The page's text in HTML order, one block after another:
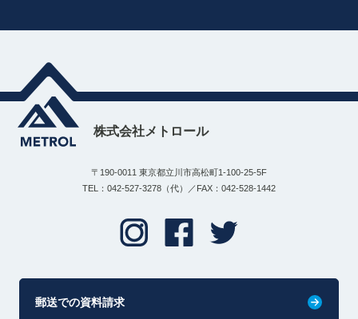
株式会社メトロール
〒190-0011 東京都立川市高松町1-100-25-5F
TEL：042-527-3278（代）／FAX：042-528-1442
郵送での資料請求